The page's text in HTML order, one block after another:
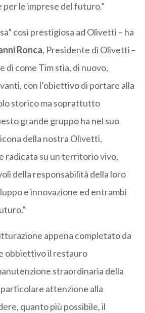
per le imprese del futuro.”
così prestigiosa ad Olivetti – ha
Ronca, Presidente di Olivetti –
di come Tim stia, di nuovo,
con l’obiettivo di portare alla
storico ma soprattutto
grande gruppo ha nel suo
icona della nostra Olivetti,
radicata su un territorio vivo,
della responsabilità della loro
e innovazione ed entrambi
appena completato da
obbiettivo il restauro
straordinaria della
attenzione alla
quanto più possibile, il